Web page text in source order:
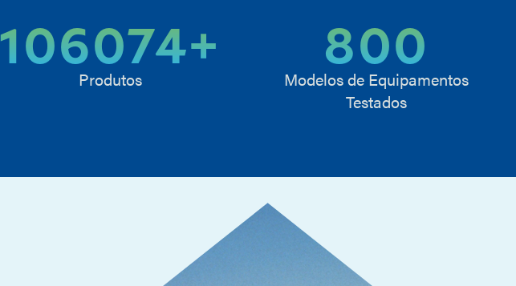
106074+
Produtos
800
Modelos de Equipamentos
Testados